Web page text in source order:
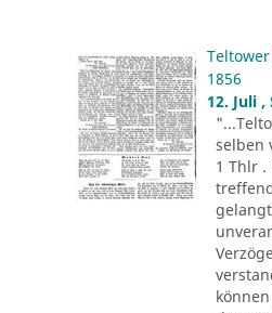
1856
12. Juli ,
selben
1 Thlr .